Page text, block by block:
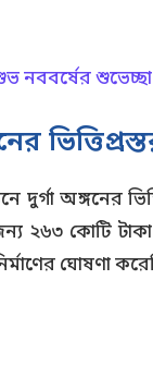
নববর্ষের
অঙ্গনের
২৬৩ কোটি টাকা
ঘোষণা